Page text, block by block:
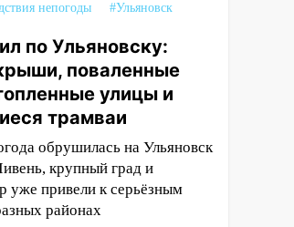
непогоды
#Ульяновск
по Ульяновску:
поваленные
улицы и
трамваи
обрушилась на Ульяновск
крупный град и
уже привели к серьёзным
районах